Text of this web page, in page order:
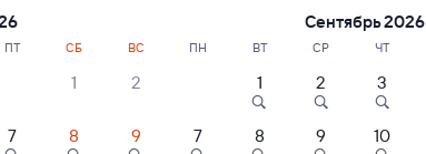
— Петрозаводск-Пасс
ПТ СБ ВС
1 2
7 8 9
Сентябрь 2026
ПН ВТ СР ЧТ
1 2 3
7 8 9 10